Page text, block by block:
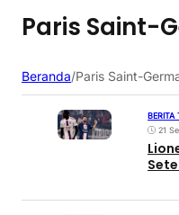
Paris Saint-
Beranda/Paris Saint-
BERITA
21